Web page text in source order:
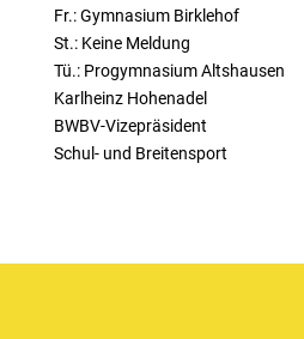
Fr.: Gymnasium Birklehof
St.: Keine Meldung
Tü.: Progymnasium Altshausen
Karlheinz Hohenadel
BWBV-Vizepräsident
Schul- und Breitensport